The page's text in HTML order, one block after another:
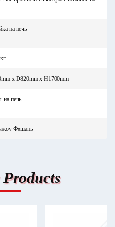
на печь
x D820mm x H1700mm
на печь
Фошань